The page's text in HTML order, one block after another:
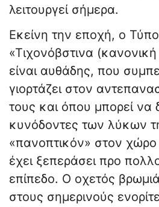
λειτουργεί σήμερα.
Εκείνη την εποχή, ο
«Τιχονόβστινα
είναι αυθάδης, που
γιορτάζει στον
τους και όπου μπορεί να
κυνόδοντες των λύκων
«πανοπτικόν» στον
έχει ξεπεράσει προ
επίπεδο. Ο οχετός
στους σημερινούς